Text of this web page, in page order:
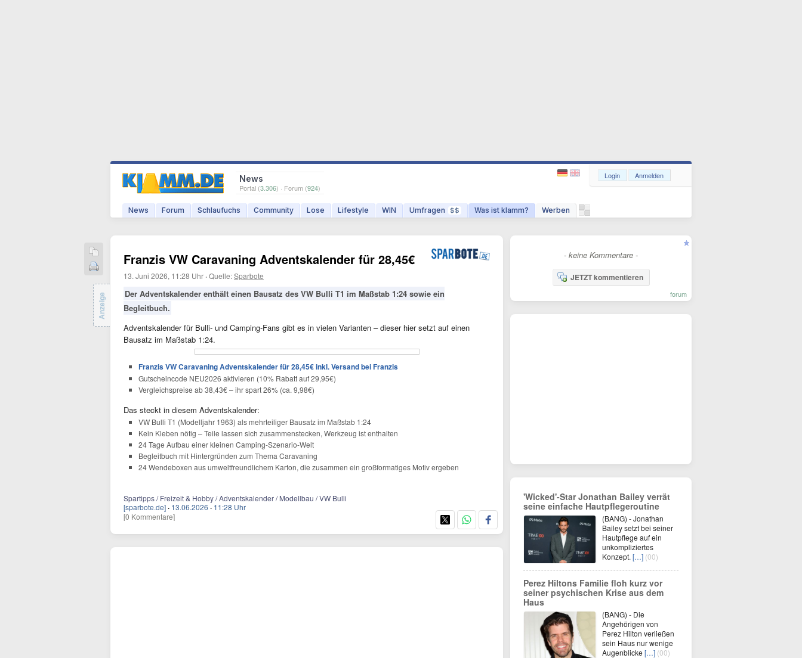
News
Portal (3.306) · Forum (924)
News Forum Schlaufuchs Community Lose Lifestyle WIN Umfragen $$ Was ist klamm? Werben
Login Anmelden
Franzis VW Caravaning Adventskalender für 28,45€
13. Juni 2026, 11:28 Uhr ·Quelle:Sparbote
Der Adventskalender enthält einen Bausatz des VW Bulli T1 im Maßstab 1:24 sowie ein
Begleitbuch.
Adventskalender für Bulli- und Camping-Fans gibt es in vielen Varianten – dieser hier setzt auf einen
Bausatz im Maßstab 1:24.
Franzis VW Caravaning Adventskalender für 28,45€ inkl. Versand bei Franzis
Gutscheincode NEU2026 aktivieren (10% Rabatt auf 29,95€)
Vergleichspreise ab 38,43€ – ihr spart 26% (ca. 9,98€)
Das steckt in diesem Adventskalender:
VW Bulli T1 (Modelljahr 1963) als mehrteiliger Bausatz im Maßstab 1:24
Kein Kleben nötig – Teile lassen sich zusammenstecken, Werkzeug ist enthalten
24 Tage Aufbau einer kleinen Camping-Szenario-Welt
Begleitbuch mit Hintergründen zum Thema Caravaning
24 Wendeboxen aus umweltfreundlichem Karton, die zusammen ein großformatiges Motiv ergeben
Spartipps / Freizeit & Hobby / Adventskalender / Modellbau / VW Bulli
[sparbote.de] · 13.06.2026 · 11:28 Uhr
[0 Kommentare]
Anzeige
- keine Kommentare -
JETZT kommentieren
forum
'Wicked'-Star Jonathan Bailey verrät
seine einfache Hautpflegeroutine
(BANG) - Jonathan
Bailey setzt bei seiner
Hautpflege auf ein
unkompliziertes
Konzept. […] (00)
Perez Hiltons Familie floh kurz vor
seiner psychischen Krise aus dem
Haus
(BANG) - Die
Angehörigen von
Perez Hilton verließen
sein Haus nur wenige
Augenblicke […] (00)